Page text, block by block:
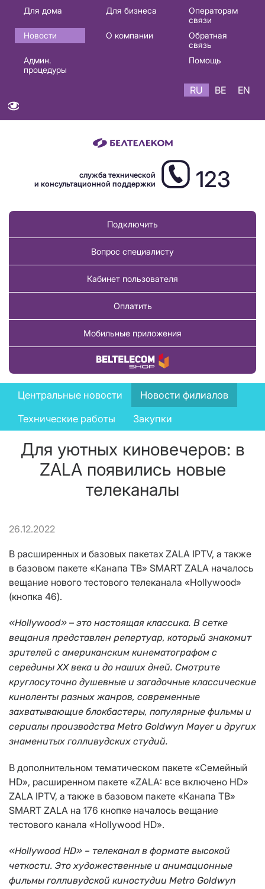
Основная
навигация
RU
Для дома Для бизнеса
Операторам
связи
Новости
О компании
Обратная
связь
Админ.
процедуры
Помощь
RU BE EN
служба технической
и консультационной поддержки
123
Подключить
Вопрос специалисту
Кабинет пользователя
Оплатить
Мобильные приложения
Купить товар
News
menu
Центральные новости
Новости филиалов
Технические работы
Закупки
Для уютных киновечеров: в
ZALA появились новые
телеканалы
26.12.2022
В расширенных и базовых пакетах ZALA IPTV, а также
в базовом пакете «Канапа ТВ» SMART ZALA началось
вещание нового тестового телеканала «Hollywood»
(кнопка 46).
«Hollywood» – это настоящая классика. В сетке
вещания представлен репертуар, который знакомит
зрителей с американским кинематографом с
середины ХХ века и до наших дней. Смотрите
круглосуточно душевные и загадочные классические
киноленты разных жанров, современные
захватывающие блокбастеры, популярные фильмы и
сериалы производства Metro Goldwyn Mayerи других
знаменитых голливудских студий.
В дополнительном тематическом пакете «Семейный
HD», расширенном пакете «ZALA: все включено HD»
ZALA IPTV, а также в базовом пакете «Канапа ТВ»
SMART ZALA на 176 кнопке началось вещание
тестового канала «Hollywood HD».
«Hollywood HD» – телеканал в формате высокой
четкости. Это художественные и анимационные
фильмы голливудской киностудии Metro Goldwyn